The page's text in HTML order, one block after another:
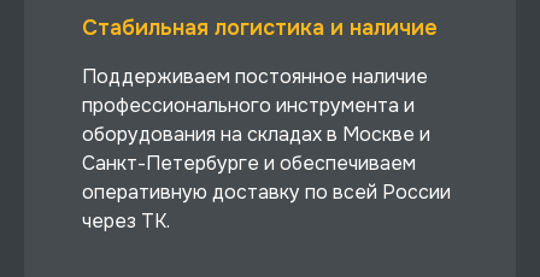
Стабильная логистика и наличие
Поддерживаем постоянное наличие
профессионального инструмента и
оборудования на складах в Москве и
Санкт-Петербурге и обеспечиваем
оперативную доставку по всей России
через ТК.